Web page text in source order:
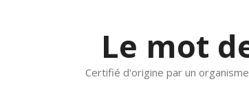
Le mot
Certifié d'origine par un